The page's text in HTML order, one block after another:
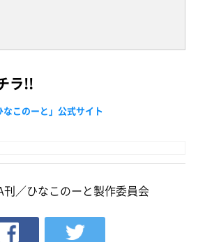
ラ!!
このーと」公式サイト
／ひなこのーと製作委員会